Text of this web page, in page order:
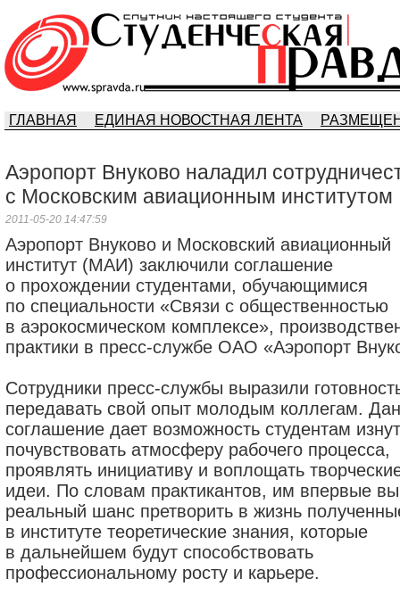
ГЛАВНАЯ ЕДИНАЯ НОВОСТНАЯ ЛЕНТА
Аэропорт Внуково наладил
с Московским авиационным институтом
2011-05-20 14:47:59
Аэропорт Внуково и Московский авиационный
институт (МАИ) заключили соглашение
о прохождении студентами, обучающимися
по специальности «Связи с общественностью
в аэрокосмическом комплексе»,
практики в пресс-службе ОАО «Аэропорт
Сотрудники пресс-службы выразили
передавать свой опыт молодым коллегам.
соглашение дает возможность студентам
почувствовать атмосферу рабочего процесса,
проявлять инициативу и воплощать
идеи. По словам практикантов, им впервые
реальный шанс претворить в жизнь
в институте теоретические знания, которые
в дальнейшем будут способствовать
профессиональному росту и карьере.